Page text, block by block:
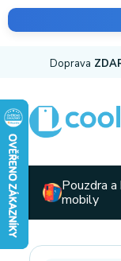
Doprava
Pouzdra
mobily